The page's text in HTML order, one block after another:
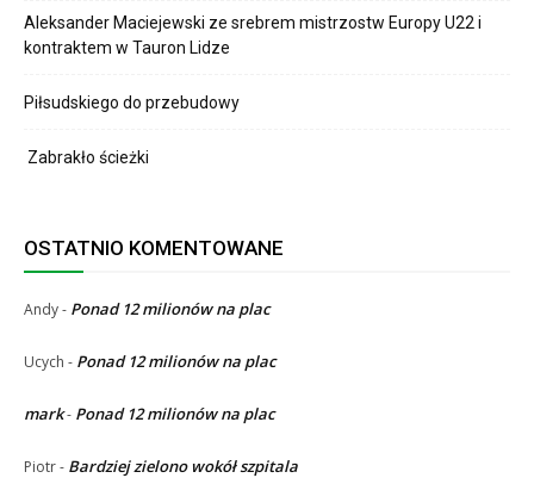
Aleksander Maciejewski ze srebrem mistrzostw Europy U22 i
kontraktem w Tauron Lidze
Piłsudskiego do przebudowy
Zabrakło ścieżki
OSTATNIO KOMENTOWANE
Andy- Ponad 12 milionów na plac
Ucych - Ponad 12 milionów na plac
mark- Ponad 12 milionów na plac
Piotr- Bardziej zielono wokół szpitala